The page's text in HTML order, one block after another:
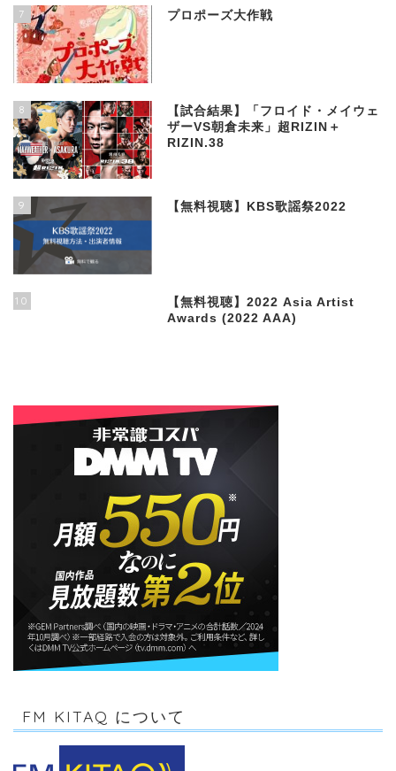
7 プロポーズ大作戦
8
【試合結果】「フロイド・メイウェ
ザーVS朝倉未来」超RIZIN＋
RIZIN.38
9 【無料視聴】KBS歌謡祭2022
10
【無料視聴】2022 Asia Artist
Awards (2022 AAA)
FM KITAQ について